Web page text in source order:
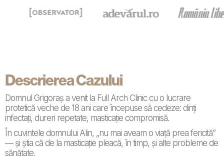
Descrierea Cazului
Domnul Grigoraș a venit la Full Arch Clinic cu o lucrare
protetică veche de 18 ani care începuse să cedeze: dinți
infectați, dureri repetate, masticație compromisă.
În cuvintele domnului Alin, „nu mai aveam o viață prea fericită”
— și știa că de la masticație pleacă, în timp, și alte probleme de
sănătate.